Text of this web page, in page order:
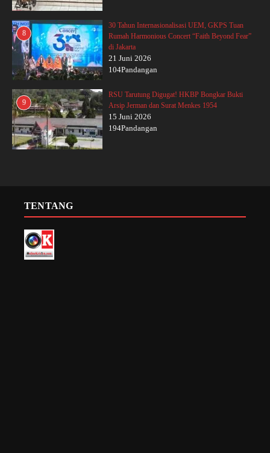
8
30 Tahun Internasionalisasi UEM, GKPS Tuan
Rumah Harmonious Concert “Faith Beyond Fear”
di Jakarta
21 Juni 2026
104Pandangan
9
RSU Tarutung Digugat! HKBP Bongkar Bukti
Arsip Jerman dan Surat Menkes 1954
15 Juni 2026
194Pandangan
TENTANG